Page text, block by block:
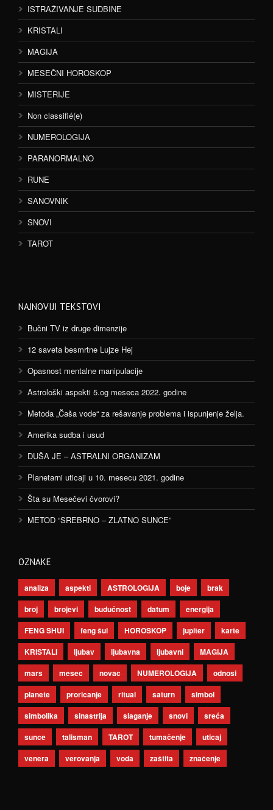
ISTRAŽIVANJE SUDBINE
KRISTALI
MAGIJA
MESEČNI HOROSKOP
MISTERIJE
Non classifié(e)
NUMEROLOGIJA
PARANORMALNO
RUNE
SANOVNIK
SNOVI
TAROT
NAJNOVIJI TEKSTOVI
Bučni TV iz druge dimenzije
12 saveta besmrtne Lujze Hej
Opasnost mentalne manipulacije
Astrološki aspekti 5.og meseca 2022. godine
Metoda „Čaša vode“ za rešavanje problema i ispunjenje želja.
Amerika sudba i usud
DUŠA JE – ASTRALNI ORGANIZAM
Planetarni uticaji u 10. mesecu 2021. godine
Šta su Mesečevi čvorovi?
METOD “SREBRNO – ZLATNO SUNCE”
OZNAKE
analiza aspekti ASTROLOGIJA boje
brak
broj
brojevi budućnost datum
energija
FENG SHUI
feng šui HOROSKOP jupiter
karte
KRISTALI
ljubav ljubavna ljubavni
MAGIJA
mars
mesec novac NUMEROLOGIJA
odnosi
planete
proricanje ritual saturn
simbol
simbolika
sinastrija slaganje snovi
sreća
sunce
talisman TAROT tumačenje
uticaj
venera
verovanja voda zaštita značenje